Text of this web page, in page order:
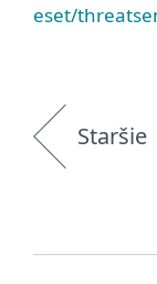
eset/
Staršie